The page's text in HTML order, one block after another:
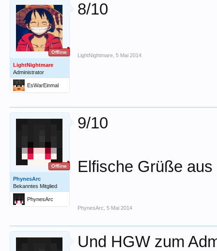
Offline
LightNightmare
Administrator
EsWarEinmal
8/10
LightNightmare 5 Mai 2014
Offline
PhynesArc
Bekanntes Mitglied
PhynesArc
9/10
Elfische Grüße
PhynesArc 5 Mai 2014
Und HGW zum